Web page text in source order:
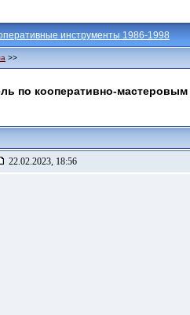
инструменты 1986-1998
>>
по кооперативно-мастеровым
22.02.2023, 18:56